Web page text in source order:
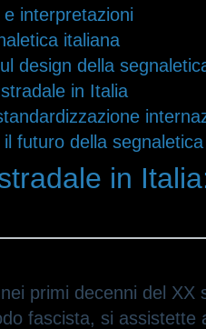
interpretazioni
italiana
design della
in Italia
futuro della
in
primi decenni del XX
fascista, si